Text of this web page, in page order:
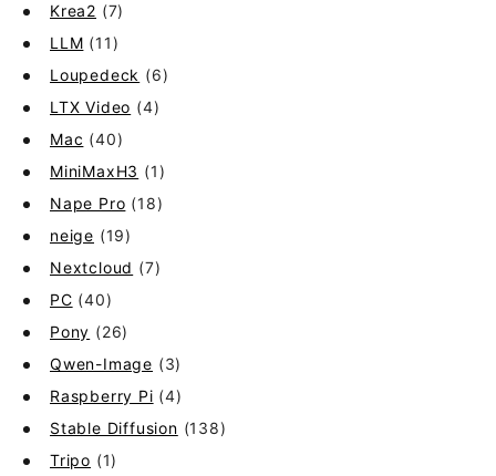
Krea2 (7)
LLM (11)
Loupedeck (6)
LTX Video (4)
Mac (40)
MiniMaxH3 (1)
Nape Pro (18)
neige (19)
Nextcloud (7)
PC (40)
Pony (26)
Qwen-Image (3)
Raspberry Pi (4)
Stable Diffusion (138)
Tripo (1)